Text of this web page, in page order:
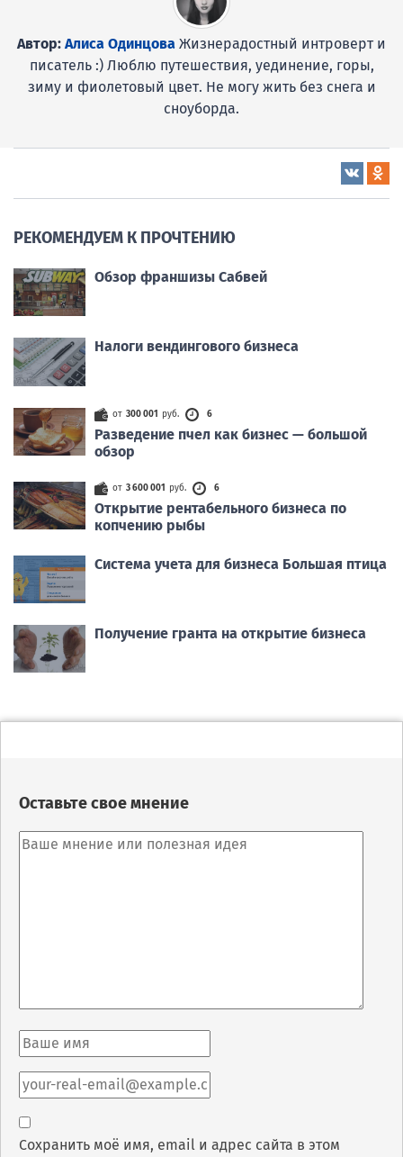
Автор: Алиса Одинцова Жизнерадостный интроверт и
писатель :) Люблю путешествия, уединение, горы,
зиму и фиолетовый цвет. Не могу жить без снега и
сноуборда.
РЕКОМЕНДУЕМ К ПРОЧТЕНИЮ
Обзор франшизы Сабвей
Налоги вендингового бизнеса
от 300 001 руб. 6
Разведение пчел как бизнес — большой
обзор
от 3 600 001 руб. 6
Открытие рентабельного бизнеса по
копчению рыбы
Система учета для бизнеса Большая птица
Получение гранта на открытие бизнеса
Оставьте свое мнение
Сохранить моё имя, email и адрес сайта в этом